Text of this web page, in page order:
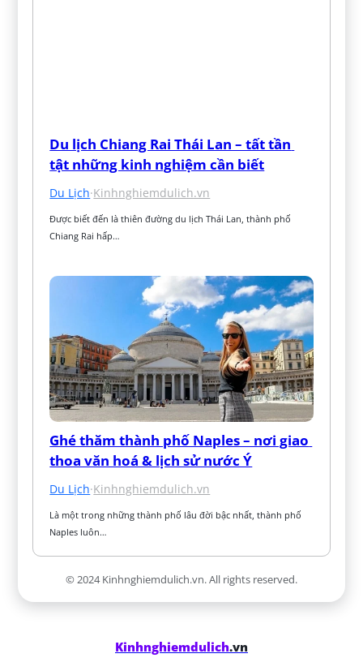
Du lịch Chiang Rai Thái Lan – tất tần
tật những kinh nghiệm cần biết
Du Lịch·Kinhnghiemdulich.vn
Được biết đến là thiên đường du lịch Thái Lan, thành phố
Chiang Rai hấp…
Ghé thăm thành phố Naples – nơi giao
thoa văn hoá & lịch sử nước Ý
Du Lịch·Kinhnghiemdulich.vn
Là một trong những thành phố lâu đời bậc nhất, thành phố
Naples luôn…
© 2024 Kinhnghiemdulich.vn. All rights reserved.
Kinhnghiemdulich.vn